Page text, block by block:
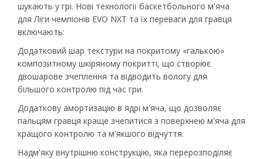
шукають у грі. Нові технології баскетбольного м'яча
для Ліги чемпіонів EVO NXT та їх переваги для гравця
включають:
Додатковий шар текстури на покритому «галькою»
композитному шкіряному покритті, що створює
двошарове зчеплення та відводить вологу для
більшого контролю під час гри.
Додаткову амортизацію в ядрі м'яча, що дозволяє
пальцям гравця краще зчепитися з поверхнею м'яча для
кращого контролю та м'якшого відчуття.
Надм'яку внутрішню конструкцію, яка перерозподіляє